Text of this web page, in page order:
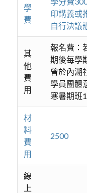
學
費
印講義或
自行決議
其
他
費
用
報名費：
期後每學
曾於內湖
學員團體
寒暑期班
材
料
費
用
2500
線
上